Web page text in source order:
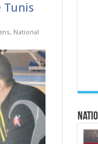
Tunis
, National